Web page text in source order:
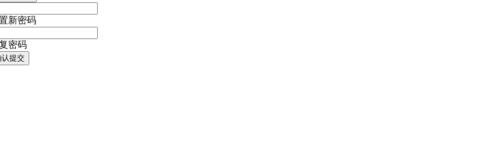
新密码
密码
认提交